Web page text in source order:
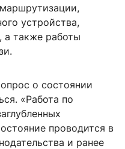
устройства,
а также работы
о состоянии
«Работа по
проводится в
и ранее